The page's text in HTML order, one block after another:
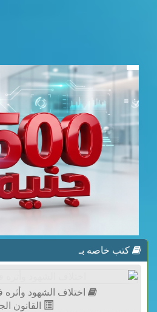
كتب خاصه بـ
اختلاف الشهود وأثره
القانون